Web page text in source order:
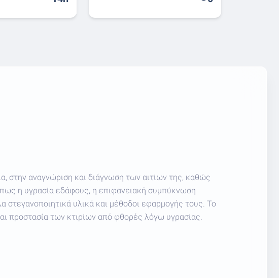
στην αναγνώριση και διάγνωση των αιτίων της, καθώς
η υγρασία εδάφους, η επιφανειακή συμπύκνωση
υλικά και μέθοδοι εφαρμογής τους. Το
προστασία των κτιρίων από φθορές λόγω υγρασίας.